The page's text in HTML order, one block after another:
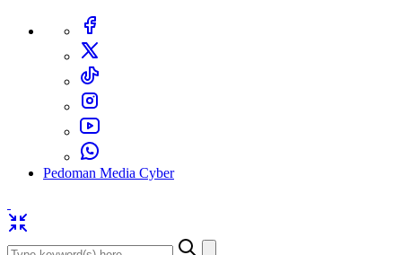
Pedoman Media Cyber